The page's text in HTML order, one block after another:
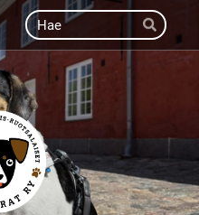
Haku
Hae
Tanskalais-